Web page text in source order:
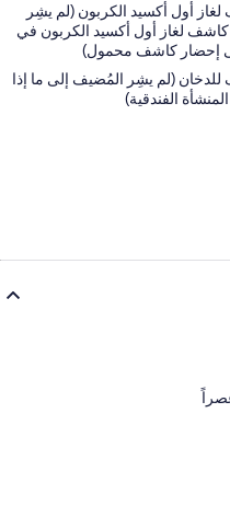
أول أكسيد الكربون (لم يشِر
لغاز أول أكسيد الكربون في
إحضار كاشف محمول)
للدخان (لم يشِر المُضيف إلى ما إذا
الفندقية)